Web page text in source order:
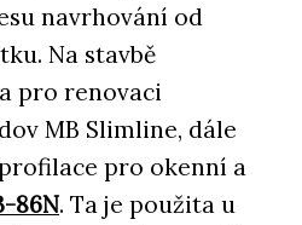
navrhování od
Na stavbě
pro renovaci
MB Slimline, dále
pro okenní a
86N. Ta je použita u